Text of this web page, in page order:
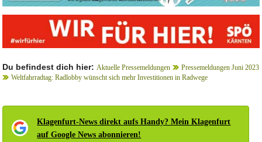
Du befindest dich hier: Aktuelle Pressemeldungen
Pressemeldungen Juni 2023
Weltfahrradtag: Radlobby wünscht sich mehr Investitionen in Radwege
Klagenfurt-News direkt aufs Handy? Mein Klagenfurt
auf Google News abonnieren!